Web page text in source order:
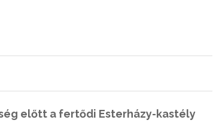
előtt a fertődi Esterházy-kastély